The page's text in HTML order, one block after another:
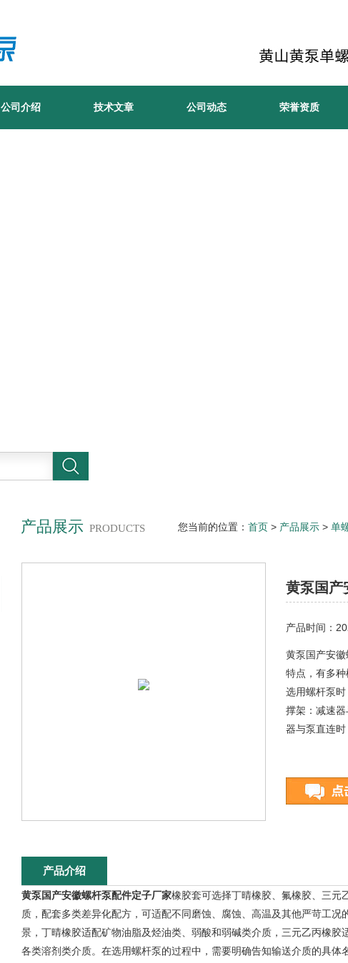
公司介绍 技术文章 公司动态 荣誉资质
产品展示 PRODUCTS 您当前的位置： 首页 > 产品展示 > 单
黄泵国产
产品时间：
黄泵国产安
特点，有多
选用螺杆泵
撑架：减速
器与泵直连时
产品介绍
黄泵国产安徽螺杆泵配件定子厂家橡胶套可选择丁晴橡胶、氟橡胶、三元
质，配套多类差异化配方，可适配不同磨蚀、腐蚀、高温及其他严苛工
景，丁晴橡胶适配矿物油脂及烃油类、弱酸和弱碱类介质，三元乙丙橡胶
各类溶剂类介质。在选用螺杆泵的过程中，需要明确告知输送介质的具